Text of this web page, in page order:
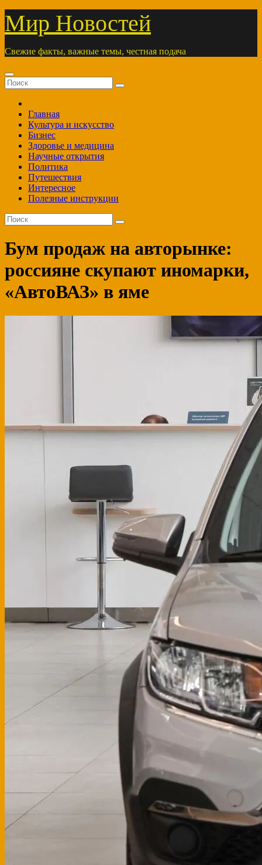
Перейти
содержимому
Мир Новостей
Свежие факты, важные темы, честная подача
Главная
Культура и искусство
Бизнес
Здоровье и медицина
Научные открытия
Политика
Путешествия
Интересное
Полезные инструкции
Бум продаж на авторынке:
россияне скупают иномарки,
«АвтоВАЗ» в яме